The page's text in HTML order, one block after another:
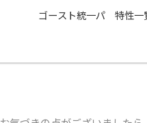
ゴースト統一パ 特性